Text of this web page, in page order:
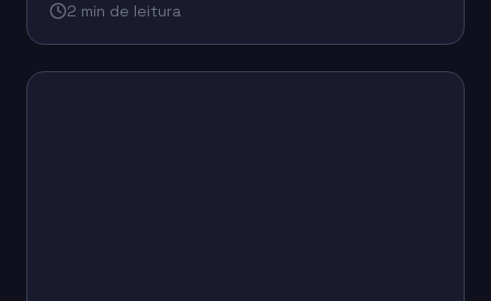
novas gerações.
2 min de leitura